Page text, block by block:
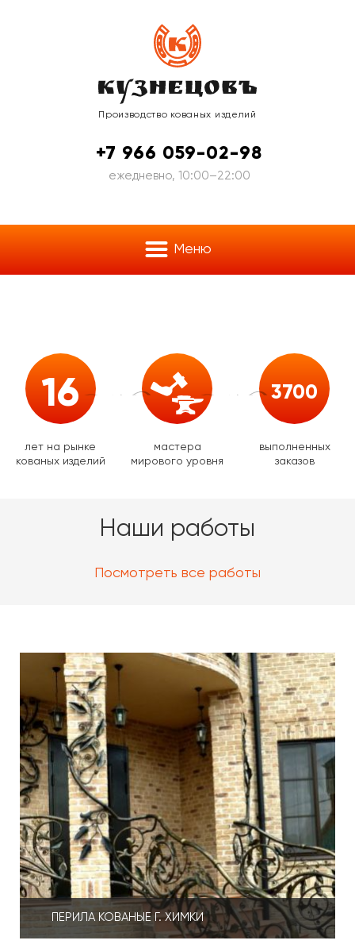
Производство кованых изделий
+7 966 059-02-98
ежедневно, 10:00–22:00
Меню
16
лет на рынке
кованых изделий
мастера
мирового уровня
3700
выполненных
заказов
Наши работы
Посмотреть все работы
ПЕРИЛА КОВАНЫЕ Г. ХИМКИ